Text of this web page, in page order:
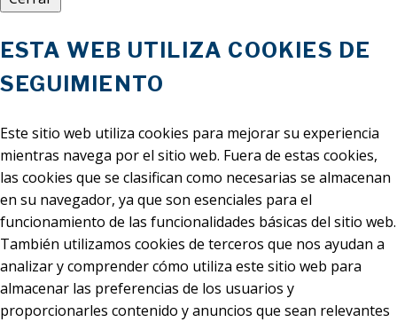
ESTA WEB UTILIZA COOKIES DE
SEGUIMIENTO
Este sitio web utiliza cookies para mejorar su experiencia
mientras navega por el sitio web. Fuera de estas cookies,
las cookies que se clasifican como necesarias se almacenan
en su navegador, ya que son esenciales para el
funcionamiento de las funcionalidades básicas del sitio web.
También utilizamos cookies de terceros que nos ayudan a
analizar y comprender cómo utiliza este sitio web para
almacenar las preferencias de los usuarios y
proporcionarles contenido y anuncios que sean relevantes